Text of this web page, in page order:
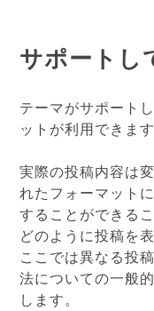
サポートし
テーマがサポート
ットが利用できます
実際の投稿内容は
れたフォーマット
することができる
どのように投稿を
ここでは異なる投
法についての一般
します。